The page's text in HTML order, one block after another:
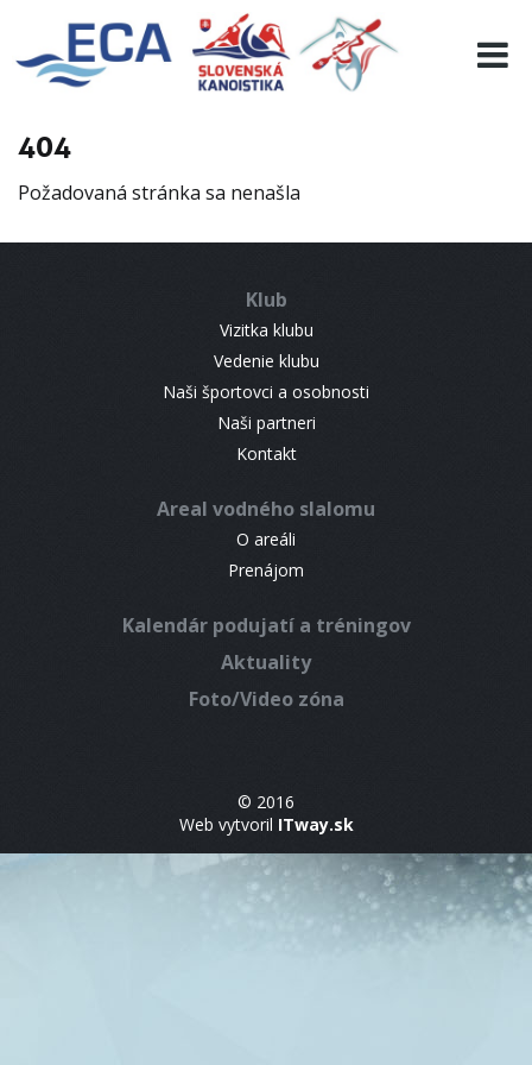
404
Požadovaná stránka sa nenašla
Klub
Vizitka klubu
Vedenie klubu
Naši športovci a osobnosti
Naši partneri
Kontakt
Areal vodného slalomu
O areáli
Prenájom
Kalendár podujatí a tréningov
Aktuality
Foto/Video zóna
© 2016
Web vytvoril ITway.sk
EURO 19
INFO
RESULTS
CONTACT